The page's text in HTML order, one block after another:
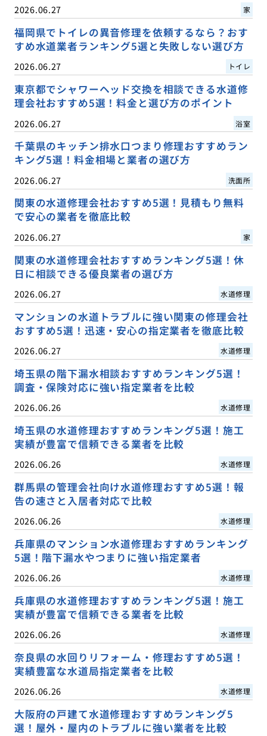
2026.06.27 家
福岡県でトイレの異音修理を依頼するなら？おす
すめ水道業者ランキング5選と失敗しない選び方
2026.06.27 トイレ
東京都でシャワーヘッド交換を相談できる水道修
理会社おすすめ5選！料金と選び方のポイント
2026.06.27 浴室
千葉県のキッチン排水口つまり修理おすすめラン
キング5選！料金相場と業者の選び方
2026.06.27 洗面所
関東の水道修理会社おすすめ5選！見積もり無料
で安心の業者を徹底比較
2026.06.27 家
関東の水道修理会社おすすめランキング5選！休
日に相談できる優良業者の選び方
2026.06.27 水道修理
マンションの水道トラブルに強い関東の修理会社
おすすめ5選！迅速・安心の指定業者を徹底比較
2026.06.27 水道修理
埼玉県の階下漏水相談おすすめランキング5選！
調査・保険対応に強い指定業者を比較
2026.06.26 水道修理
埼玉県の水道修理おすすめランキング5選！施工
実績が豊富で信頼できる業者を比較
2026.06.26 水道修理
群馬県の管理会社向け水道修理おすすめ5選！報
告の速さと入居者対応で比較
2026.06.26 水道修理
兵庫県のマンション水道修理おすすめランキング
5選！階下漏水やつまりに強い指定業者
2026.06.26 水道修理
兵庫県の水道修理おすすめランキング5選！施工
実績が豊富で信頼できる業者を比較
2026.06.26 水道修理
奈良県の水回りリフォーム・修理おすすめ5選！
実績豊富な水道局指定業者を比較
2026.06.26 水道修理
大阪府の戸建て水道修理おすすめランキング5
選！屋外・屋内のトラブルに強い業者を比較